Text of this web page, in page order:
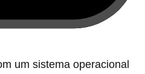
um sistema operacional